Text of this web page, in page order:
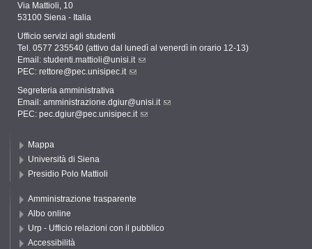
Via Mattioli, 10
53100 Siena - Italia
Ufficio servizi agli studenti
Tel. 0577 235540 (attivo dal lunedì al venerdì in orario 12-13)
Email: studenti.mattioli@unisi.it
PEC: rettore@pec.unisipec.it
Segreteria amministrativa
Email: amministrazione.dgiur@unisi.it
PEC: pec.dgiur@pec.unisipec.it
Mappa
Università di Siena
Presidio Polo Mattioli
Amministrazione trasparente
Albo online
Urp - Ufficio relazioni con il pubblico
Accessibilità